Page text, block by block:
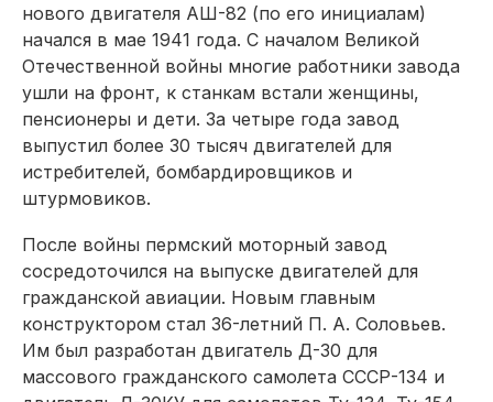
нового двигателя АШ-82 (по его инициалам)
начался в мае 1941 года. С началом Великой
Отечественной войны многие работники завода
ушли на фронт, к станкам встали женщины,
пенсио­неры и дети. За четыре года завод
выпустил более 30 тысяч двигателей для
истребителей, бомбардировщиков и
штурмовиков.
После войны пермский моторный завод
сосредоточился на выпуске двигателей для
гражданской авиации. Новым главным
конструктором стал 36-летний П. А. Соловьев.
Им был разработан двигатель Д-30 для
массового гражданского самолета СССР-134 и